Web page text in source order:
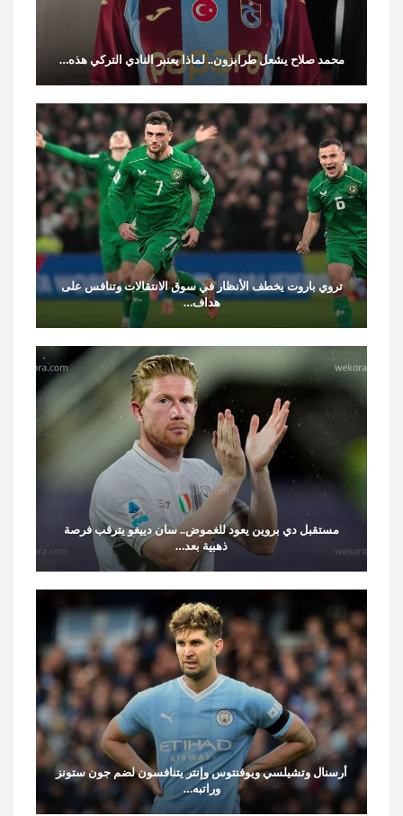
محمد صلاح يشعل طرابزون.. لماذا يعتبر النادي التركي هذه…
تروي باروت يخطف الأنظار في سوق الانتقالات وتنافس على
هداف…
مستقبل دي بروين يعود للغموض.. سان دييغو يترقب فرصة
ذهبية بعد…
أرسنال وتشيلسي ويوفنتوس وإنتر يتنافسون لضم جون ستونز
وراتبه…